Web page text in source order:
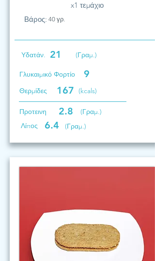
x1 τεμάχιο
Βάρος: 40 γρ.
Υδατάν. 21 (Γραμ.)
Γλυκαιμικό Φορτίο 9
Θερμίδες 167 (kcals)
Προτεινη 2.8
(Γραμ.)
Λίπος
6.4 (Γραμ.)